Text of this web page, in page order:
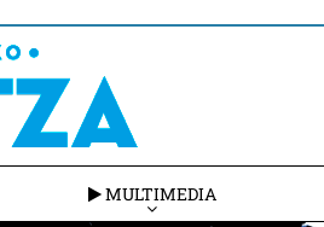
MULTIMEDIA